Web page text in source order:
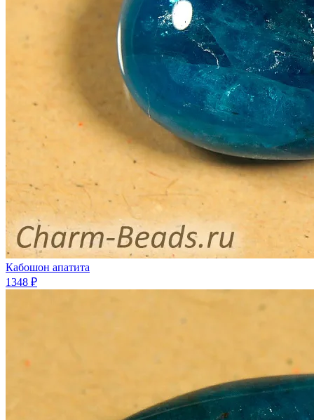
Кабошон апатита
1348 ₽